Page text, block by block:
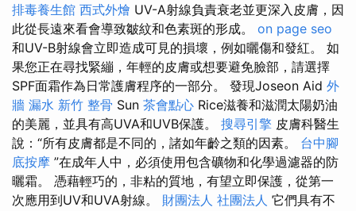
排毒養生館 西式外燴 UV-A射線負責衰老並更深入皮膚，因
此從長遠來看會導致皺紋和色素斑的形成。 on page seo
和UV-B射線會立即造成可見的損壞，例如曬傷和發紅。 如
果您正在尋找緊繃，年輕的皮膚或想要避免臉部，請選擇
SPF面霜作為日常護膚程序的一部分。 發現Joseon Aid 外
牆 漏水 新竹 整骨 Sun 茶會點心 Rice滋養和滋潤太陽奶油
的美麗，並具有高UVA和UVB保護。 搜尋引擎 皮膚科醫生
說：“所有皮膚都是不同的，諸如年齡之類的因素。 台中腳
底按摩 ”在成年人中，必須使用包含礦物和化學過濾器的防
曬霜。 憑藉輕巧的，非粘的質地，有望立即保護，從第一
次應用到UV和UVA射線。 財團法人 社團法人 它們具有不